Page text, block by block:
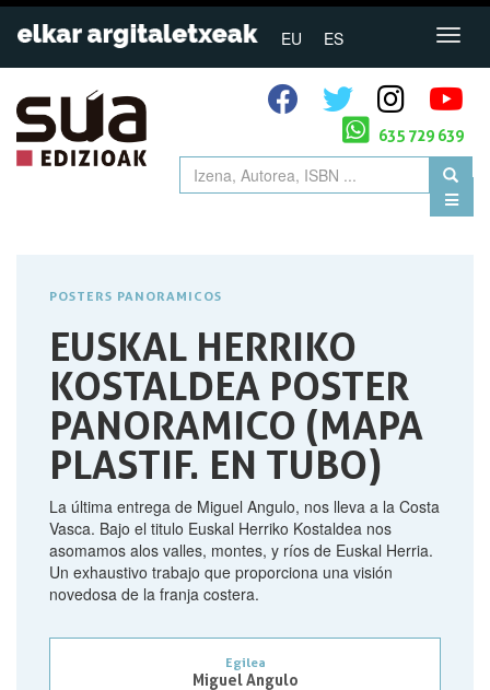
EU ES
635 729 639
POSTERS PANORAMICOS
EUSKAL HERRIKO
KOSTALDEA POSTER
PANORAMICO (MAPA
PLASTIF. EN TUBO)
La última entrega de Miguel Angulo, nos lleva a la Costa
Vasca. Bajo el titulo Euskal Herriko Kostaldea nos
asomamos alos valles, montes, y ríos de Euskal Herria.
Un exhaustivo trabajo que proporciona una visión
novedosa de la franja costera.
Egilea
Miguel Angulo